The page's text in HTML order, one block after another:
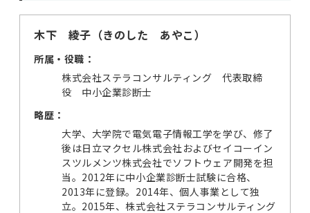
木下 綾子（きのした あやこ）
所属・役職：
株式会社ステラコンサルティング 代表取締
役 中小企業診断士
略歴：
大学、大学院で電気電子情報工学を学び、修了
後は日立マクセル株式会社およびセイコーイン
スツルメンツ株式会社でソフトウェア開発を担
当。2012年に中小企業診断士試験に合格、
2013年に登録。2014年、個人事業として独
立。2015年、株式会社ステラコンサルティング